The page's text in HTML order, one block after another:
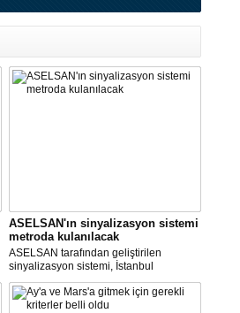
ASELSAN'ın sinyalizasyon sistemi
metroda kulanılacak
ASELSAN tarafından geliştirilen
sinyalizasyon sistemi, İstanbul
metrosunda kullanılacak.